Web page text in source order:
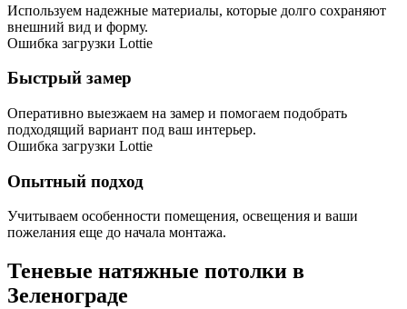
Используем надежные материалы, которые долго сохраняют
внешний вид и форму.
Ошибка загрузки Lottie
Быстрый замер
Оперативно выезжаем на замер и помогаем подобрать
подходящий вариант под ваш интерьер.
Ошибка загрузки Lottie
Опытный подход
Учитываем особенности помещения, освещения и ваши
пожелания еще до начала монтажа.
Теневые натяжные потолки в
Зеленограде